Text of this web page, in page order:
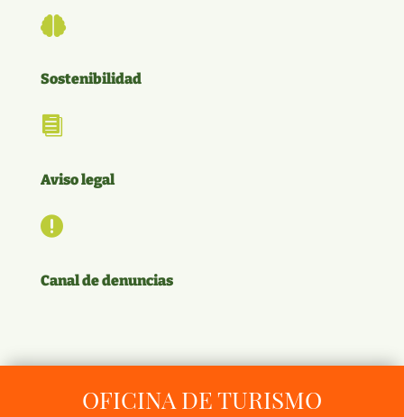

Sostenibilidad

Aviso legal

Canal de denuncias
OFICINA DE TURISMO